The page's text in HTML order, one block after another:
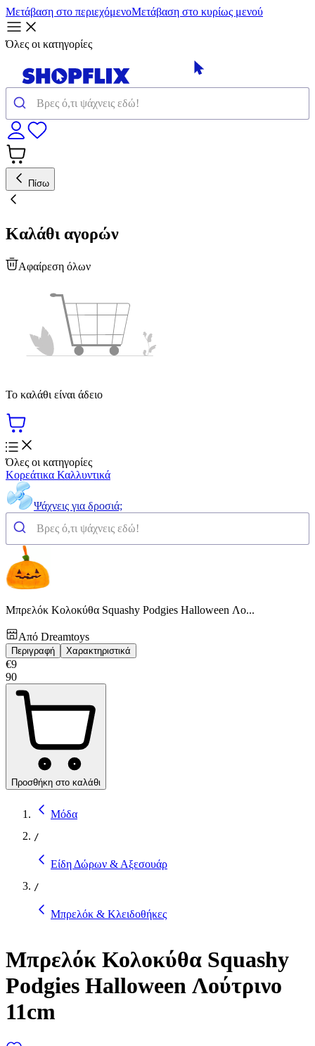
Μετάβαση στο περιεχόμενοΜετάβαση στο κυρίως μενού
Όλες οι κατηγορίες
Πίσω
Καλάθι αγορών
Αφαίρεση όλων
Το καλάθι είναι άδειο
Όλες οι κατηγορίες
Κορεάτικα Καλλυντικά
Ψάχνεις για δροσιά;
Μπρελόκ Κολοκύθα Squashy Podgies Halloween Λο...
Από Dreamtoys
Περιγραφή Χαρακτηριστικά
€9
90
Προσθήκη στο καλάθι
Μόδα
/
Είδη Δώρων & Αξεσουάρ
/
Μπρελόκ & Κλειδοθήκες
Μπρελόκ Κολοκύθα Squashy
Podgies Halloween Λούτρινο
11cm